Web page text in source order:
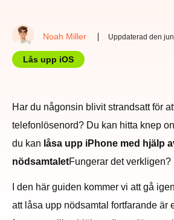
Noah Miller Uppdaterad den
Lås upp iOS
Har du någonsin blivit strandsatt för
telefonlösenord? Du kan hitta knep
du kan låsa upp iPhone med hjälp
nödsamtaletFungerar det verkligen?
I den här guiden kommer vi att gå
att låsa upp nödsamtal fortfarande är